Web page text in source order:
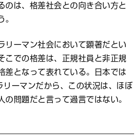
のは、格差社会との向き合い方と
。
ーマン社会において顕著だとい
こでの格差は、正規社員と非正規
差となって表れている。日本では
ーマンだから、この状況は、ほぼ
の問題だと言って過言ではない。